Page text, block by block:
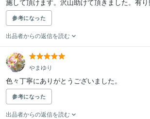
施して頂けます。沢山助けて頂きました。有り
参考になった
出品者からの返信を読む
やまゆり
色々丁寧にありがとうございました。
参考になった
出品者からの返信を読む